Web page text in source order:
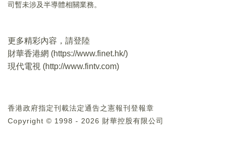
司暫未涉及半導體相關業務。
更多精彩內容，請登陸
財華香港網 (https://www.finet.hk/)
現代電視 (http://www.fintv.com)
香港政府指定刊載法定通告之憲報刊登報章
Copyright © 1998 - 2026 財華控股有限公司